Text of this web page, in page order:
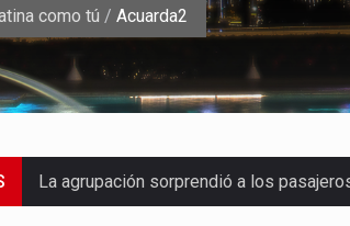
como tú / Acuarda2
La agrupación sorprendió a los